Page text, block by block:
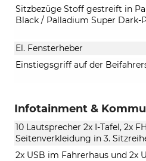
Sitzbezüge Stoff gestreift in
Black / Palladium Super Dark-
El. Fensterheber
Einstiegsgriff auf der
Infotainment &
10 Lautsprecher 2x I-Tafel, 2x
Seitenverkleidung in 3.
2x USB im Fahrerhaus und 2x